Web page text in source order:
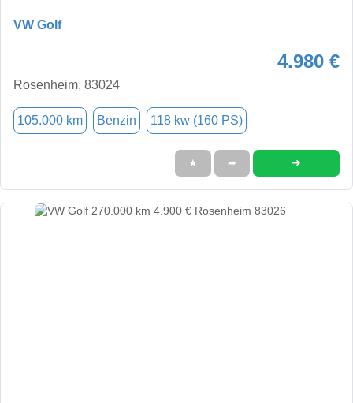
VW Golf
4.980 €
Rosenheim, 83024
105.000 km Benzin 118 kw (160 PS)
★ ➦ ➜